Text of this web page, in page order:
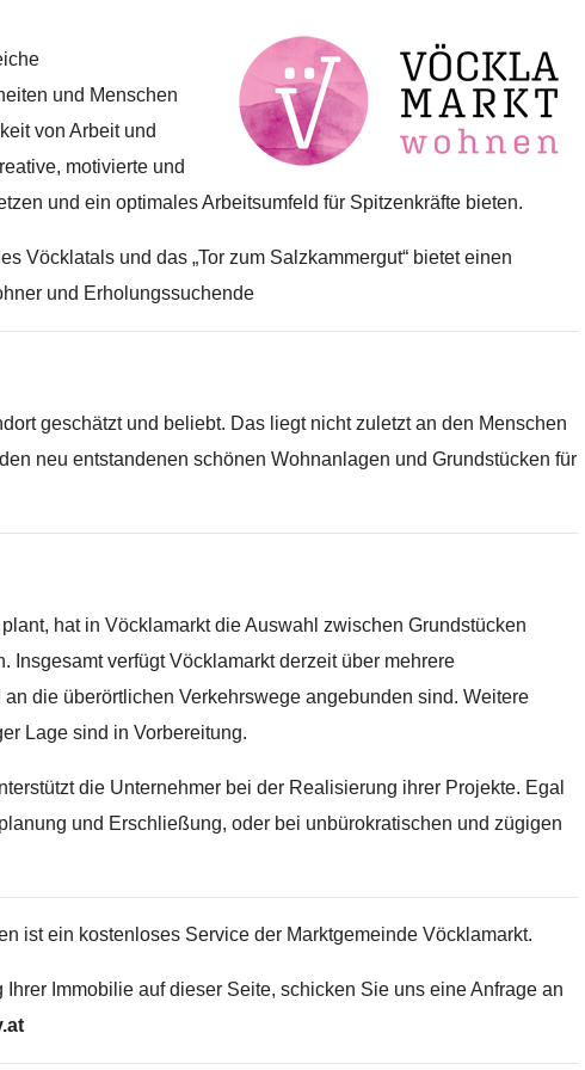
und Menschen
von Arbeit und
motivierte und
und ein optimales Arbeitsumfeld für Spitzenkräfte bieten.
Vöcklatals und das „Tor zum Salzkammergut“ bietet einen
und Erholungssuchende
geschätzt und beliebt. Das liegt nicht zuletzt an den Menschen
neu entstandenen schönen Wohnanlagen und Grundstücken für
hat in Vöcklamarkt die Auswahl zwischen Grundstücken
Insgesamt verfügt Vöcklamarkt derzeit über mehrere
die überörtlichen Verkehrswege angebunden sind. Weitere
Lage sind in Vorbereitung.
die Unternehmer bei der Realisierung ihrer Projekte. Egal
und Erschließung, oder bei unbürokratischen und zügigen
ist ein kostenloses Service der Marktgemeinde Vöcklamarkt.
Immobilie auf dieser Seite, schicken Sie uns eine Anfrage an